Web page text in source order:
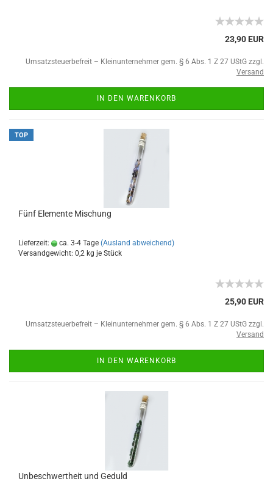
23,90 EUR
Umsatzsteuerbefreit – Kleinunternehmer gem. § 6 Abs. 1 Z 27 UStG zzgl.
Versand
IN DEN WARENKORB
TOP
Fünf Elemente Mischung
Lieferzeit: ca. 3-4 Tage (Ausland abweichend)
Versandgewicht: 0,2 kg je Stück
25,90 EUR
Umsatzsteuerbefreit – Kleinunternehmer gem. § 6 Abs. 1 Z 27 UStG zzgl.
Versand
IN DEN WARENKORB
Unbeschwertheit und Geduld